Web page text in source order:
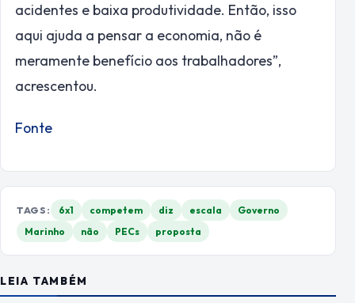
acidentes e baixa produtividade. Então, isso
aqui ajuda a pensar a economia, não é
meramente benefício aos trabalhadores”,
acrescentou.
Fonte
TAGS: 6x1 competem diz escala
Governo
Marinho
não PECs proposta
LEIA TAMBÉM